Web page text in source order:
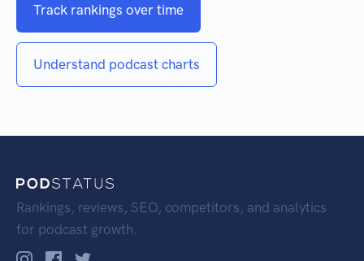
Track rankings over time
Understand podcast charts
Rankings, reviews, SEO, competitors, and analytics
for podcast growth.